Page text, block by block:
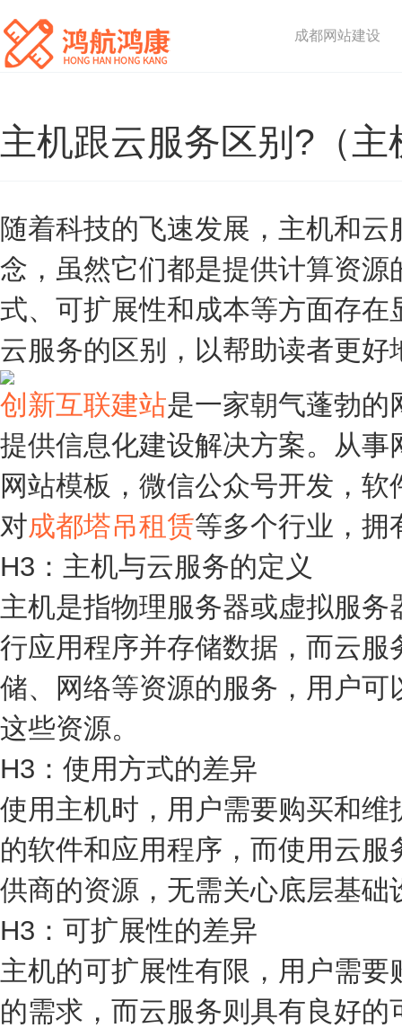
成都网站建设
主机跟云服务区别?（
随着科技的飞速发展，主机和
念，虽然它们都是提供计算资
式、可扩展性和成本等方面存
云服务的区别，以帮助读者更
创新互联建站是一家朝气蓬勃的
提供信息化建设解决方案。从
网站模板，微信公众号开发，软
对成都塔吊租赁等多个行业，拥
H3：主机与云服务的定义
主机是指物理服务器或虚拟服
行应用程序并存储数据，而云
储、网络等资源的服务，用户
这些资源。
H3：使用方式的差异
使用主机时，用户需要购买和
的软件和应用程序，而使用云
供商的资源，无需关心底层基础
H3：可扩展性的差异
主机的可扩展性有限，用户需
的需求，而云服务则具有良好